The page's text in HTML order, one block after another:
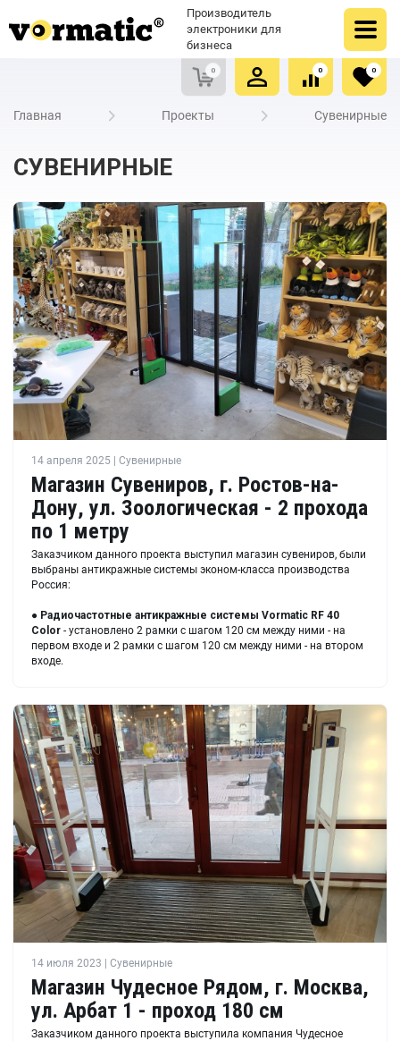
Производитель
электроники для
бизнеса
0
Очистить список сравнения
0
Очистить избранное
0
Главная Проекты Сувенирные
СУВЕНИРНЫЕ
14 апреля 2025 | Сувенирные
Магазин Сувениров, г. Ростов-на-
Дону, ул. Зоологическая - 2 прохода
по 1 метру
Заказчиком данного проекта выступил магазин сувениров, были
выбраны антикражные системы эконом-класса производства
Россия:
● Радиочастотные антикражные системы Vormatic RF 40
Color - установлено 2 рамки с шагом 120 см между ними - на
первом входе и 2 рамки с шагом 120 см между ними - на втором
входе.
14 июля 2023 | Сувенирные
Магазин Чудесное Рядом, г. Москва,
ул. Арбат 1 - проход 180 см
Заказчиком данного проекта выступила компания Чудесное